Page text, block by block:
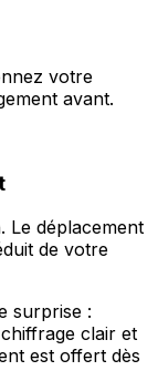
votre
avant.
Le déplacement
de votre
surprise :
clair et
est offert dès